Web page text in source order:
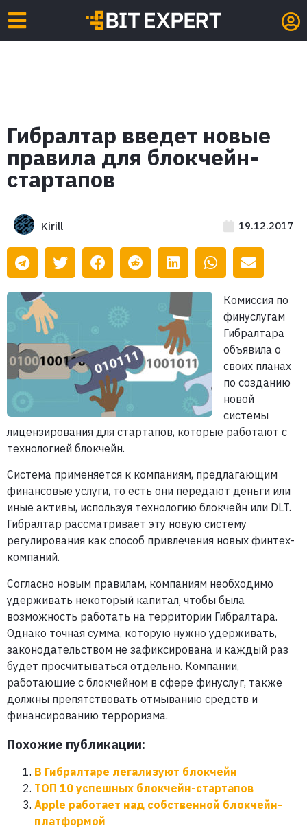
Гибралтар введет новые
правила для блокчейн-
стартапов
Kirill 19.12.2017
Комиссия по
финуслугам
Гибралтара
объявила о
своих планах
по созданию
новой
системы
лицензирования для стартапов, которые работают с
технологией блокчейн.
Система применяется к компаниям, предлагающим
финансовые услуги, то есть они передают деньги или
иные активы, используя технологию блокчейн или DLT.
Гибралтар рассматривает эту новую систему
регулирования как способ привлечения новых финтех-
компаний.
Согласно новым правилам, компаниям необходимо
удерживать некоторый капитал, чтобы была
возможность работать на территории Гибралтара.
Однако точная сумма, которую нужно удерживать,
законодательством не зафиксирована и каждый раз
будет просчитываться отдельно. Компании,
работающие с блокчейном в сфере финуслуг, также
должны препятствовать отмыванию средств и
финансированию терроризма.
Похожие публикации:
В Гибралтаре легализуют блокчейн
ТОП 10 успешных блокчейн-cтартапов
Apple работает над собственной блокчейн-
платформой